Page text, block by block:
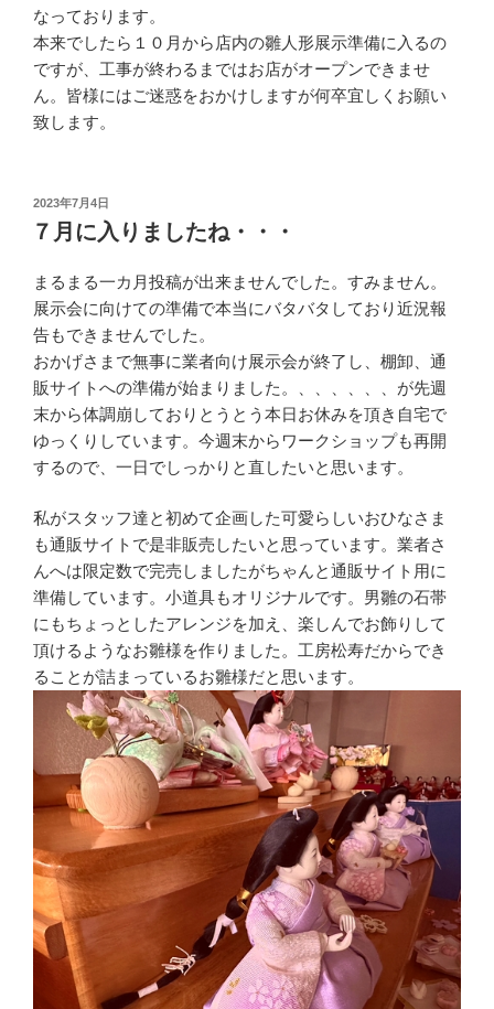
なっております。
本来でしたら１０月から店内の雛人形展示準備に入るの
ですが、工事が終わるまではお店がオープンできませ
ん。皆様にはご迷惑をおかけしますが何卒宜しくお願い
致します。
投
稿
日:
2023年7月4日
７月に入りましたね・・・
まるまる一カ月投稿が出来ませんでした。すみません。
展示会に向けての準備で本当にバタバタしており近況報
告もできませんでした。
おかげさまで無事に業者向け展示会が終了し、棚卸、通
販サイトへの準備が始まりました。、、、、、、が先週
末から体調崩しておりとうとう本日お休みを頂き自宅で
ゆっくりしています。今週末からワークショップも再開
するので、一日でしっかりと直したいと思います。
私がスタッフ達と初めて企画した可愛らしいおひなさま
も通販サイトで是非販売したいと思っています。業者さ
んへは限定数で完売しましたがちゃんと通販サイト用に
準備しています。小道具もオリジナルです。男雛の石帯
にもちょっとしたアレンジを加え、楽しんでお飾りして
頂けるようなお雛様を作りました。工房松寿だからでき
ることが詰まっているお雛様だと思います。